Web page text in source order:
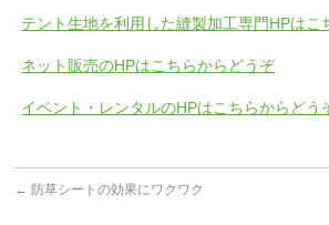
テント生地を利用した縫製加工専門HPはこ
ネット販売のHPはこちらからどうぞ
イベント・レンタルのHPはこちらからどう
← 防草シートの効果にワクワク